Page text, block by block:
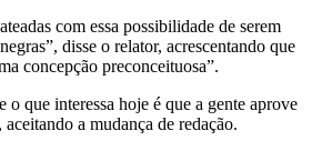
com essa possibilidade de serem
disse o relator, acrescentando que
concepção preconceituosa”.
o que interessa hoje é que a gente aprove
a mudança de redação.